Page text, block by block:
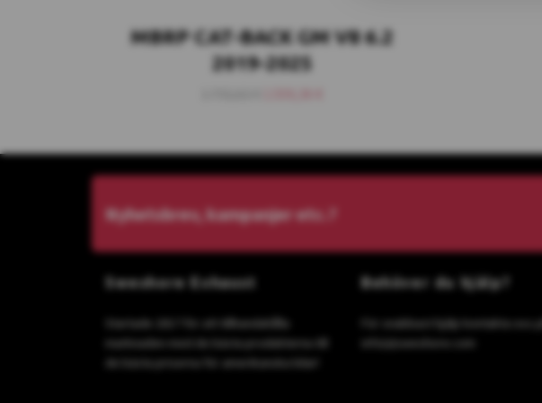
MBRP CAT-BACK GM V8 6.2
2019-2025
Nyhetsbrev, kampanjer etc.?
Sweshore Exhaust
Startade 2017 för att tillhandahålla
marknaden med de bästa produkterna till
de bästa priserna för amerikanska bilar!
Behöver du hjälp?
För snabbast hjälp kontakta oss på
info(a)sweshore.com